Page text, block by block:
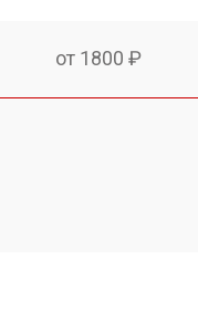
от 1800 ₽